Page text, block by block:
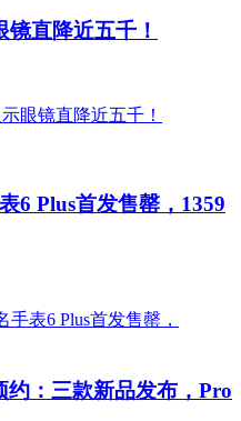
直降近五千！
6 Plus首发售罄，1359
约：三款新品发布，Pro